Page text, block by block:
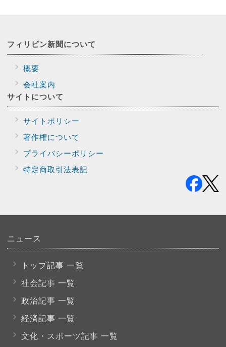
フィリピン新聞について
概要
会社案内
サイトについて
サイトポリシー
著作権について
プライバシーポリシー
特定商取引法表記
ニュース
トップ記事 一覧
社会記事 一覧
政治記事 一覧
経済記事 一覧
文化・スポーツ記事 一覧